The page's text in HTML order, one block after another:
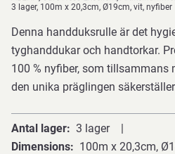
3 lager, 100m x 20,3cm, Ø19cm, vit, nyfiber
Denna handduksrulle är det
tyghanddukar och handtorkar.
100 % nyfiber, som tillsammans
den unika präglingen
Antal lager
3 lager
Dimensions
100m x 20,3cm,